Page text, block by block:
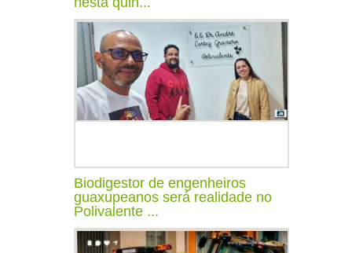
Biodigestor de engenheiros
guaxupeanos será realidade no
Polivalente ...